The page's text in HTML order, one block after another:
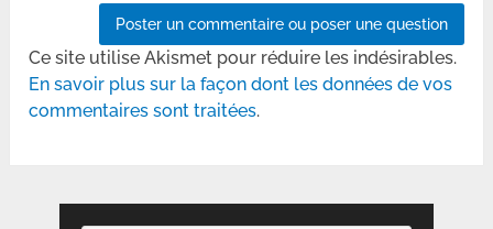
Ce site utilise Akismet pour réduire les indésirables.
En savoir plus sur la façon dont les données de vos
commentaires sont traitées.